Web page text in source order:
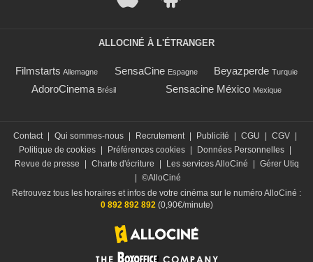
ALLOCINÉ À L'ÉTRANGER
Filmstarts Allemagne SensaCine Espagne Beyazperde Turquie
AdoroCinema Brésil Sensacine México Mexique
Contact Qui sommes-nous Recrutement Publicité CGU CGV
Politique de cookies
Préférences cookies Données Personnelles
Revue de presse
Charte d'écriture Les services AlloCiné
Gérer Utiq
©AlloCiné
Retrouvez tous les horaires et infos de votre cinéma sur le numéro AlloCiné :
0 892 892 892(0,90€/minute)